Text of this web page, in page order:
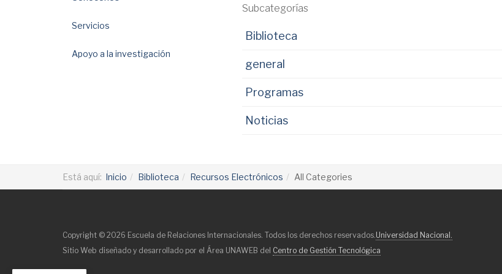
Subcategorías
Biblioteca
general
Programas
Noticias
Servicios
Apoyo a la investigación
Está aquí: Inicio Biblioteca Recursos Electrónicos All Categories
Copyright © 2026 Escuela de Relaciones Internacionales. Todos los derechos reservados.Universidad Nacional.
Sitio Web diseñado y desarrollado por el Área UNAWEB del Centro de Gestión Tecnológica